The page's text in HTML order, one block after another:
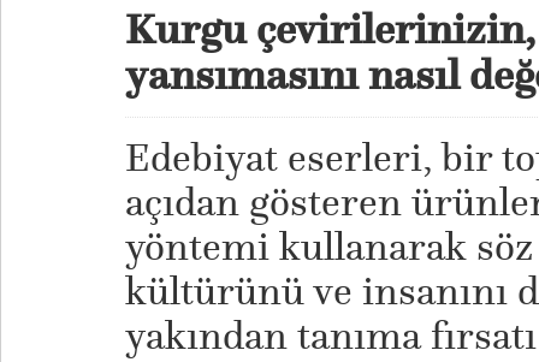
Kurgu çevirilerinizin,
yansımasını nasıl
Edebiyat eserleri, bir
açıdan gösteren
yöntemi kullanarak
kültürünü ve insanını
yakından tanıma